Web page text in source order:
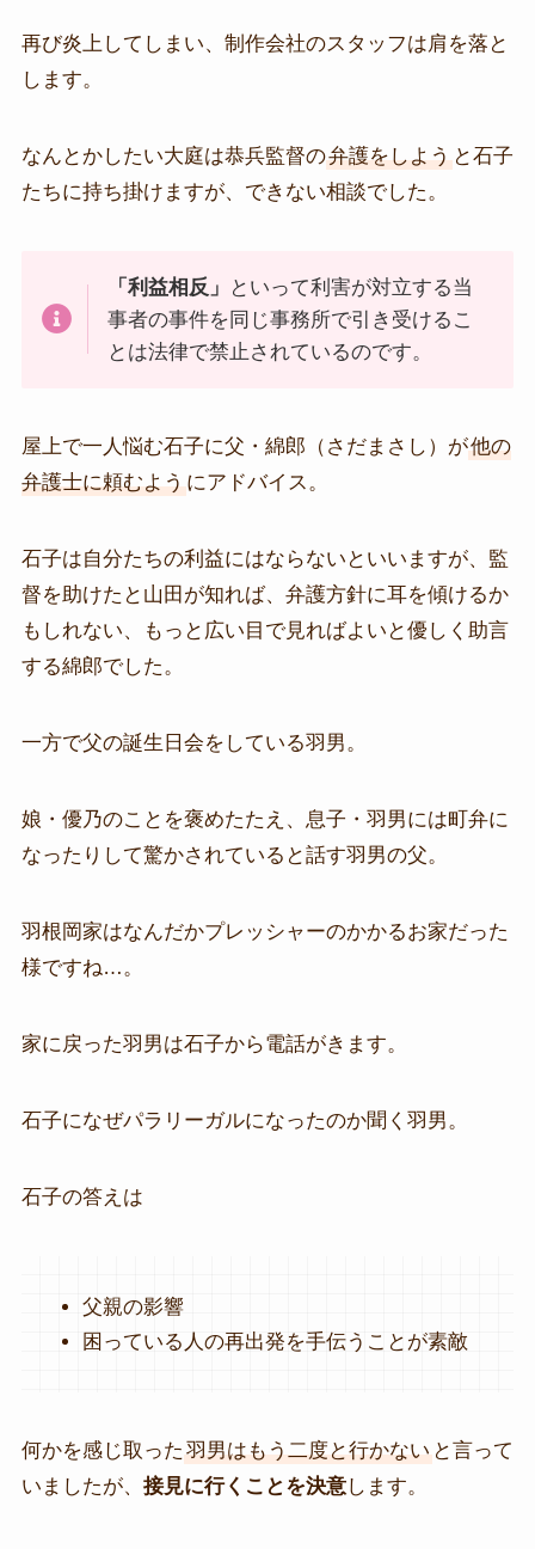
再び炎上してしまい、制作会社のスタッフは肩を落と
します。
なんとかしたい大庭は恭兵監督の弁護をしようと石子
たちに持ち掛けますが、できない相談でした。
「利益相反」
といって利害が対立する当
事者の事件を同じ事務所で引き受けるこ
とは法律で禁止されているのです。
屋上で一人悩む石子に父・綿郎（さだまさし）が他の
弁護士に頼むようにアドバイス。
石子は自分たちの利益にはならないといいますが、監
督を助けたと山田が知れば、弁護方針に耳を傾けるか
もしれない、もっと広い目で見ればよいと優しく助言
する綿郎でした。
一方で父の誕生日会をしている羽男。
娘・優乃のことを褒めたたえ、息子・羽男には町弁に
なったりして驚かされていると話す羽男の父。
羽根岡家はなんだかプレッシャーのかかるお家だった
様ですね…。
家に戻った羽男は石子から電話がきます。
石子になぜパラリーガルになったのか聞く羽男。
石子の答えは
父親の影響
困っている人の再出発を手伝うことが素敵
何かを感じ取った 羽男はもう二度と行かないと言って
いましたが、 接見に行くことを決意します。